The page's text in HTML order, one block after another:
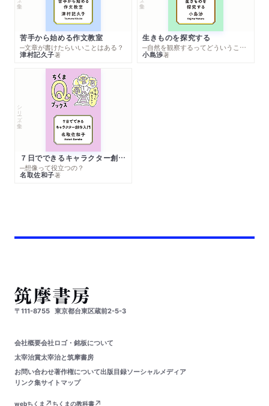
苦手から始める作文教室
─文章が書けたらいいことはある？
津村記久子著
生きものを探究する
─自然を観察するってどういうこと？
小島渉著
シリーズ・全集
７日でできるキャラクター創作入門
─想像って役立つの？
名取佐和子著
〒111-8755 東京都台東区蔵前2-5-3
会社概要会社ロゴ・銘板について
太宰治賞太宰治と筑摩書房
お問い合わせ著作権について出版目録ソーシャルメディア
リンク集サイトマップ
webちくま ちくまの教科書